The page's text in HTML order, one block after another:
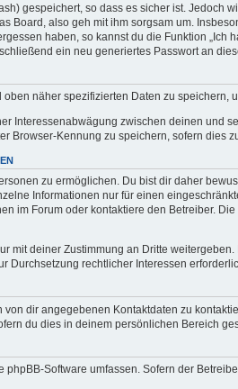
gespeichert, so dass es sicher ist.
Board, also geh mit ihm sorgsam um.
haben, so kannst du die Funktion
ein neu generiertes Passwort an
näher spezifizierten Daten zu speichern,
Interessenabwägung zwischen deinen und
Browser-Kennung zu speichern, sofern dies
zu ermöglichen. Du bist dir daher
Informationen nur für einen
im Forum oder kontaktiere den Betreiber.
mit deiner Zustimmung an Dritte
Durchsetzung rechtlicher Interessen
dir angegebenen Kontaktdaten zu
du dies in deinem persönlichen Bereich
Software umfassen. Sofern der